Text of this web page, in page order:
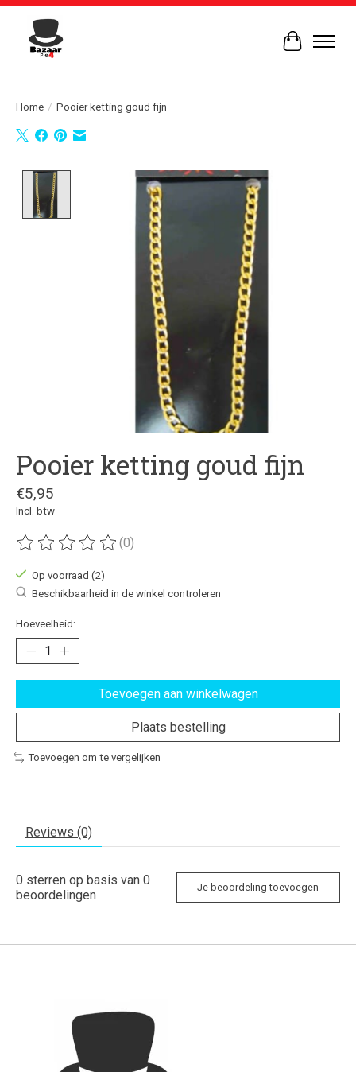
Home / Pooier ketting goud fijn
Product image slideshow Items
Pooier ketting goud fijn
€5,95
Incl. btw
De beoordeling van dit product is
(0)
Op voorraad (2)
Beschikbaarheid in de winkel controleren
Hoeveelheid:
Toevoegen aan winkelwagen
Plaats bestelling
Toevoegen om te vergelijken
Reviews (0)
0 sterren op basis van 0
beoordelingen
Je beoordeling toevoegen